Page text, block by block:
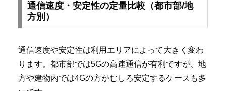
通信速度・安定性の定量比較（都市部/地
方別）
通信速度や安定性は利用エリアによって大きく変わ
ります。都市部では5Gの高速通信が有利ですが、地
方や建物内では4Gの方がむしろ安定するケースも多